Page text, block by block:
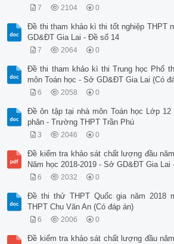
7 2104 0
Đề thi tham khảo kì thi tốt nghiệp THPT
GD&ĐT Gia Lai - Đề số 14
7 2064 0
Đề thi tham khảo kì thi Trung học Phổ
môn Toán học - Sở GD&ĐT Gia Lai (Có
6 2058 0
Đề ôn tập tại nhà môn Toán học Lớp
phân - Trường THPT Trần Phú
3 2046 0
Đề kiểm tra khảo sát chất lượng đầu
Năm học 2018-2019 - Sở GD&ĐT Gia Lai
6 2032 0
Đề thi thử THPT Quốc gia năm 2018
THPT Chu Văn An (Có đáp án)
6 2006 0
Đề kiểm tra khảo sát chất lượng đầu